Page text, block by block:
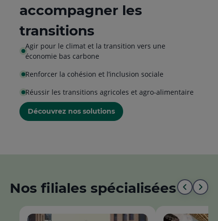
accompagner les
transitions
Agir pour le climat et la transition vers une
économie bas carbone
Renforcer la cohésion et l’inclusion sociale
Réussir les transitions agricoles et agro-alimentaire
Découvrez nos solutions
Nos filiales spécialisées Aller
auà